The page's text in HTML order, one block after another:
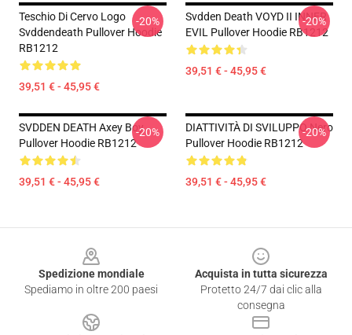
Teschio Di Cervo Logo
Svddendeath Pullover Hoodie
RB1212
39,51 € - 45,95 €
-20%
Svdden Death VOYD II INNER
EVIL Pullover Hoodie RB1212
39,51 € - 45,95 €
-20%
SVDDEN DEATH Axey Boy
Pullover Hoodie RB1212
39,51 € - 45,95 €
-20%
DIATTIVITÀ DI SVILUPPO Nero
Pullover Hoodie RB1212
39,51 € - 45,95 €
-20%
Spedizione mondiale
Spediamo in oltre 200 paesi
Acquista in tutta sicurezza
Protetto 24/7 dai clic alla
consegna